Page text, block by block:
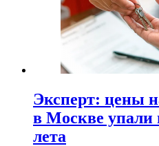
Эксперт: цены
в Москве упали
лета